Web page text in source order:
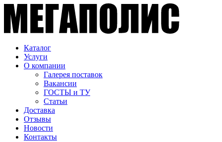
Каталог
Услуги
О компании
Галерея поставок
Вакансии
ГОСТЫ и ТУ
Статьи
Доставка
Отзывы
Новости
Контакты